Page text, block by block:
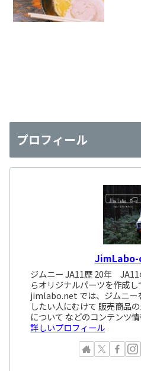
プロフィール
ジムニー JA11歴 20年
らオリジナルパーツを作成
jimlabo.net では、ジムニー
したい人にむけて 販売商品
について などのコンテンツ
詳しいプロフィール